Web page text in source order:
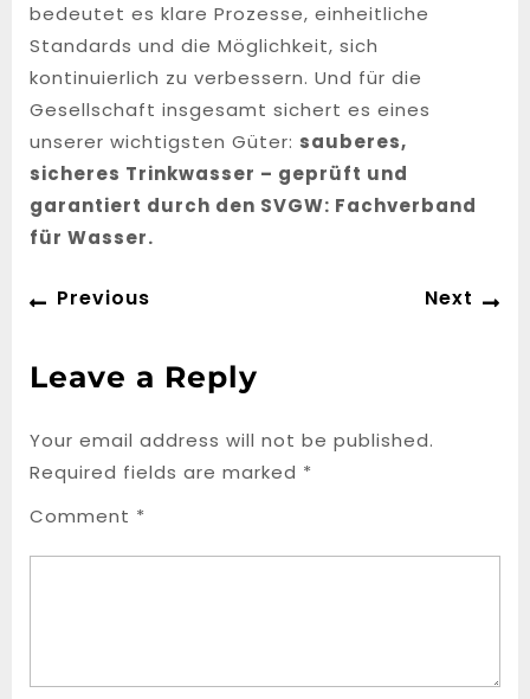
bedeutet es klare Prozesse, einheitliche
Standards und die Möglichkeit, sich
kontinuierlich zu verbessern. Und für die
Gesellschaft insgesamt sichert es eines
unserer wichtigsten Güter: sauberes,
sicheres Trinkwasser – geprüft und
garantiert durch den SVGW: Fachverband
für Wasser.
Post
navigation
Previous Next
Leave a Reply
Your email address will not be published.
Required fields are marked *
Comment *